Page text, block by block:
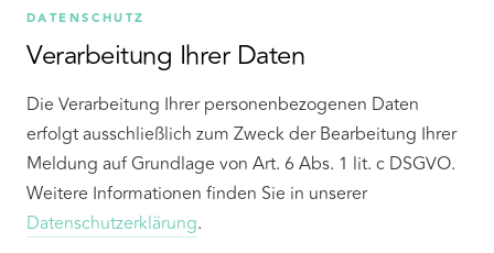
DATENSCHUTZ
Verarbeitung Ihrer Daten
Die Verarbeitung Ihrer personenbezogenen Daten
erfolgt ausschließlich zum Zweck der Bearbeitung Ihrer
Meldung auf Grundlage von Art. 6 Abs. 1 lit. c DSGVO.
Weitere Informationen finden Sie in unserer
Datenschutzerklärung.